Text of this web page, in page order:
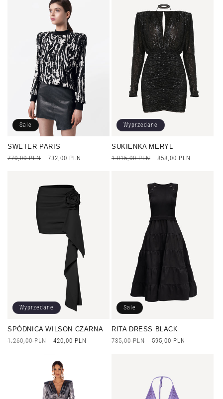
Sale
SWETER PARIS
Cena
770,00 PLN
Cena
732,00 PLN
Wyprzedane
SUKIENKA MERYL
Cena
1.015,00 PLN
Cena
858,00 PLN
Wyprzedane
SPÓDNICA WILSON CZARNA
Cena
1.260,00 PLN
Cena
420,00 PLN
Sale
RITA DRESS BLACK
Cena
735,00 PLN
Cena
595,00 PLN